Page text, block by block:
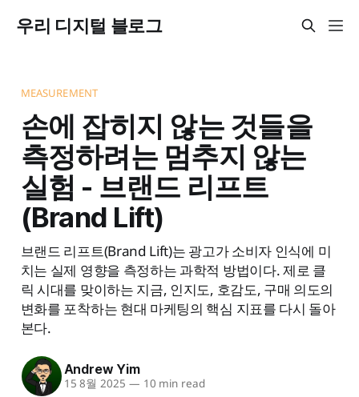
우리 디지털 블로그
MEASUREMENT
손에 잡히지 않는 것들을
측정하려는 멈추지 않는
실험 - 브랜드 리프트
(Brand Lift)
브랜드 리프트(Brand Lift)는 광고가 소비자 인식에 미
치는 실제 영향을 측정하는 과학적 방법이다. 제로 클
릭 시대를 맞이하는 지금, 인지도, 호감도, 구매 의도의
변화를 포착하는 현대 마케팅의 핵심 지표를 다시 돌아
본다.
Andrew Yim
15 8월 2025 — 10 min read